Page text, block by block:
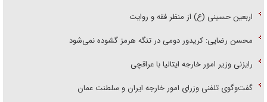
اربعین حسینی (ع) از منظر فقه و روایت
محسن رضایی: کریدور دومی در تنگه هرمز گشوده نمی‌شود
رایزنی وزیر امور خارجه ایتالیا با عراقچی
گفت‌وگوی تلفنی وزرای امور خارجه ایران و سلطنت عمان